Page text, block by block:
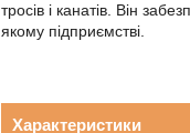
тросів і канатів. Він
якому підприємстві.
Характеристики